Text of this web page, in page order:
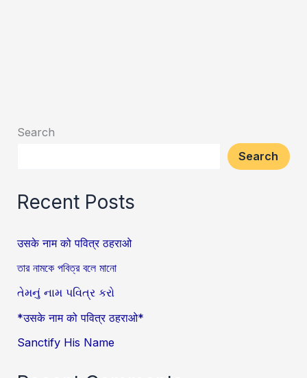
Search
Search
Recent Posts
उसके नाम को पवित्र ठहराओ
তার নামকে পবিত্র বলে মানো
તેમનું નામ પવિત્ર કરો
*उसके नाम को पवित्र ठहराओ*
Sanctify His Name